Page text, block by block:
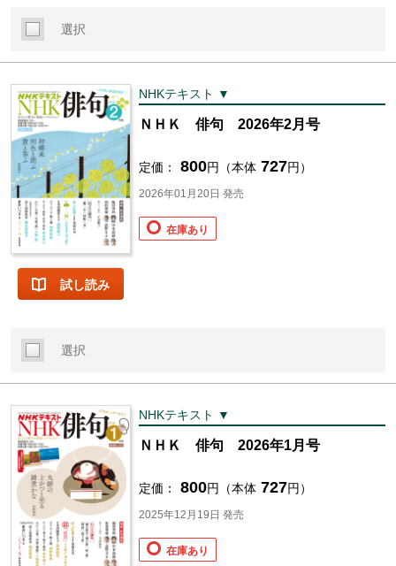
選択
試し読み
NHKテキスト ▼
ＮＨＫ 俳句 2026年2月号
定価： 800円（本体 727円）
2026年01月20日 発売
在庫あり
選択
NHKテキスト ▼
ＮＨＫ 俳句 2026年1月号
定価： 800円（本体 727円）
2025年12月19日 発売
在庫あり